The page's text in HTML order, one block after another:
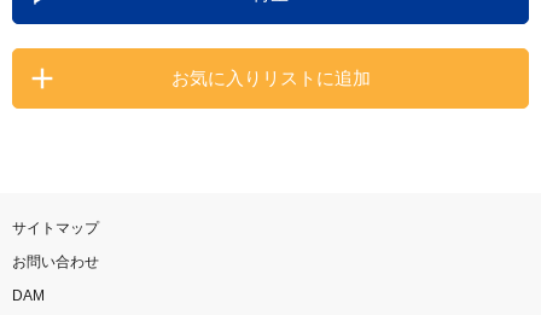
お気に入りリストに追加
サイトマップ
お問い合わせ
DAM